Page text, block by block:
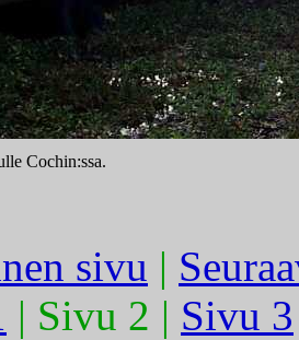
Cochin:ssa.
sivu |
| Sivu 2 | Sivu 3